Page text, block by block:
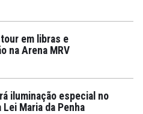
em libras e
na Arena MRV
iluminação especial no
Maria da Penha